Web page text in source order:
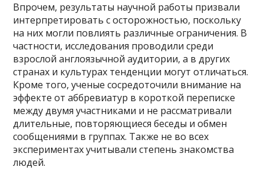
Впрочем, результаты научной работы призвали
интерпретировать с осторожностью, поскольку
на них могли повлиять различные ограничения. В
частности, исследования проводили среди
взрослой англоязычной аудитории, а в других
странах и культурах тенденции могут отличаться.
Кроме того, ученые сосредоточили внимание на
эффекте от аббревиатур в короткой переписке
между двумя участниками и не рассматривали
длительные, повторяющиеся беседы и обмен
сообщениями в группах. Также не во всех
экспериментах учитывали степень знакомства
людей.